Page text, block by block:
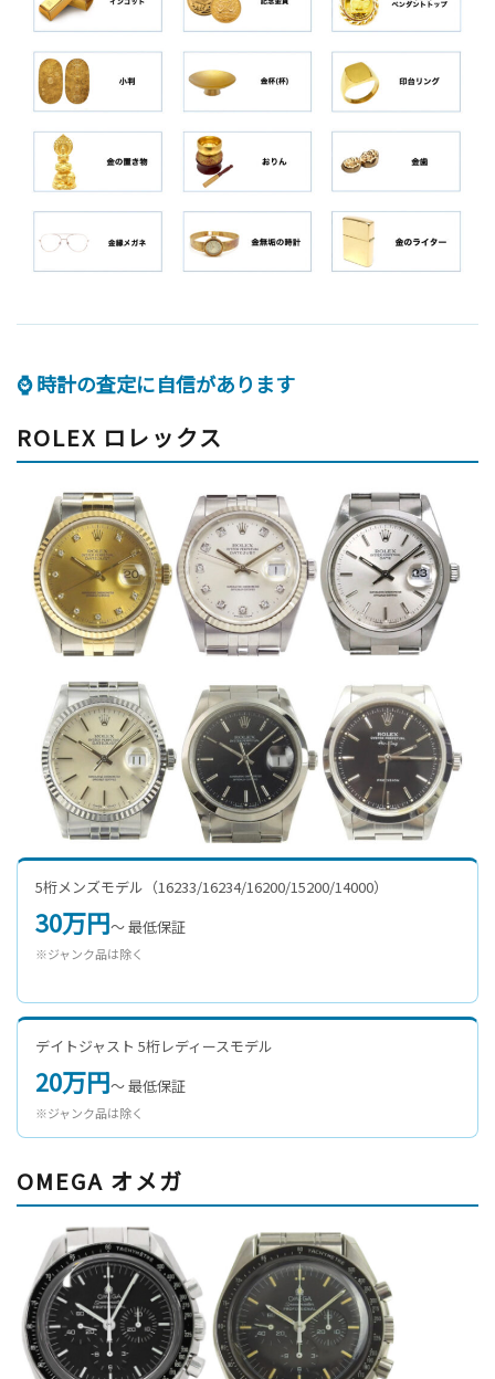
⌚ 時計の査定に自信があります
ROLEX ロレックス
5桁メンズモデル（16233/16234/16200/15200/14000）
30万円〜 最低保証
※ジャンク品は除く
デイトジャスト 5桁レディースモデル
20万円〜 最低保証
※ジャンク品は除く
OMEGA オメガ